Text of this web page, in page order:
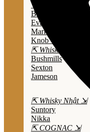
Wild Turkey
Bulleit Bourbon
Evan Williams
Marker's Mark
Knob Creek
⇱ Whiskey Ailen ⇲
Bushmills
Sexton
Jameson
⇱ Whisky Nhật ⇲
Suntory
Nikka
⇱ COGNAC ⇲